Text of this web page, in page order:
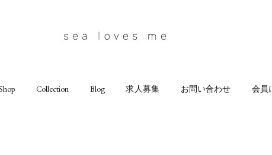
Collection Blog 求人募集 お問い合わせ 会員